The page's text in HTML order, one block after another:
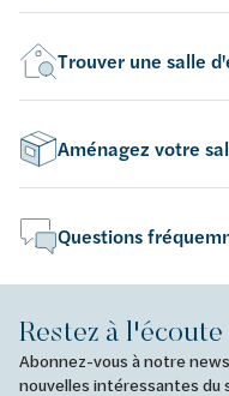
réversible
Trouver une salle
Aménagez votre
Questions
Restez à l'écoute
Abonnez-vous à notre
nouvelles intéressantes du